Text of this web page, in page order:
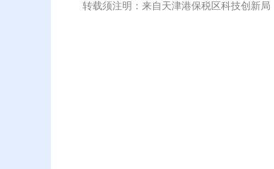
转载须注明：来自天津港保税区科技创新局